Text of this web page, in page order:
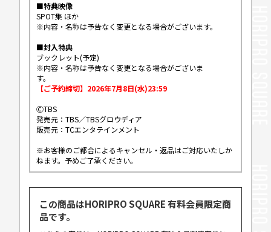
■特典映像
SPOT集 ほか
※内容・名称は予告なく変更となる場合がございます。
■封入特典
ブックレット(予定)
※内容・名称は予告なく変更となる場合がございま
す。
【ご予約締切】2026年7月8日(水)23:59
ⒸTBS
発売元：TBS／TBSグロウディア
販売元：TCエンタテインメント
※お客様のご都合によるキャンセル・返品はご対応いたしか
ねます。予めご了承ください。
この商品はHORIPRO SQUARE 有料会員限定商
品です。